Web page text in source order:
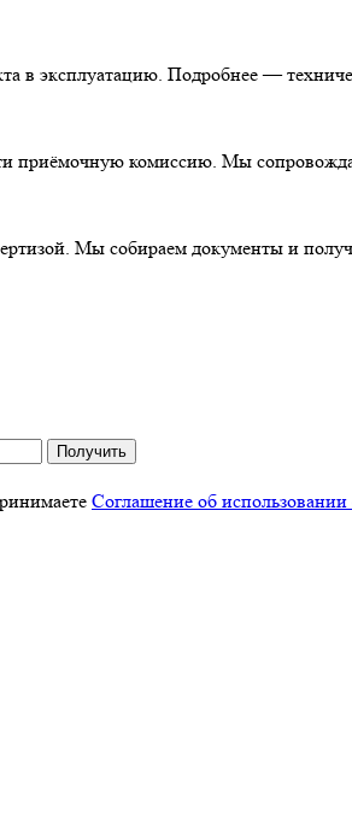
в эксплуатацию. Подробнее —
комиссию. Мы
Мы собираем документы и
Получить
Соглашение об использовании